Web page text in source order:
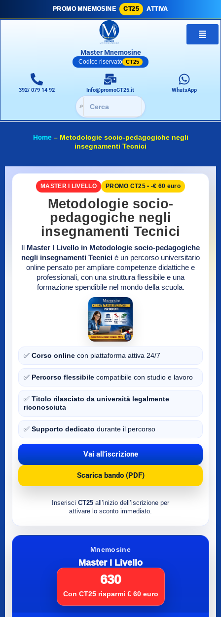
PROMO MNEMOSINE CT25 ATTIVA
Master Mnemosine
Codice riservato CT25
392/ 079 14 92 Info@promoCT25.it WhatsApp
🔎
Home– Metodologie socio-pedagogiche negli
insegnamenti Tecnici
MASTER I LIVELLO PROMO CT25 • -€ 60 euro
Metodologie socio-
pedagogiche negli
insegnamenti Tecnici
Master I Livello in Metodologie socio-pedagogiche
negli insegnamenti Tecnici è un percorso universitario
online pensato per ampliare competenze didattiche e
professionali, con una struttura flessibile e una
formazione spendibile nel mondo della scuola.
✅ Corso online con piattaforma attiva 24/7
✅ Percorso flessibile compatibile con studio e lavoro
✅ Titolo rilasciato da università legalmente
riconosciuta
✅ Supporto dedicato durante il percorso
Vai all’iscrizione
Scarica bando (PDF)
Inserisci CT25 all’inizio dell’iscrizione per
attivare lo sconto immediato.
Mnemosine
Master I Livello
630
Con CT25 risparmi € 60 euro